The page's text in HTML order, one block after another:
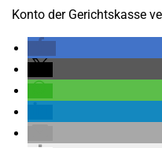
Konto der Gerichtskasse